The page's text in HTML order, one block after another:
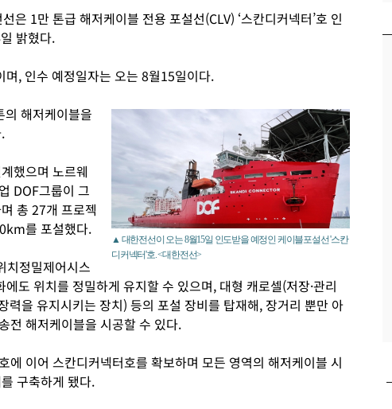
은 1만 톤급 해저케이블 전용 포설선(CLV) ‘스칸디커넥터’호 인
밝혔다.
, 인수 예정일자는 오는 8월15일이다.
▲ 대한전선이 오는 8월15일 인도받을 예정인 케이블포설선 '스칸
디커넥터'호. <대한전선>
해저케이블을
했으며 노르웨
DOF그룹이 그
총 27개 프로젝
를 포설했다.
치정밀제어시스
도 위치를 정밀하게 유지할 수 있으며, 대형 캐로셀(저장·관리
력을 유지시키는 장치) 등의 포설 장비를 탑재해, 장거리 뿐만 아
전 해저케이블을 시공할 수 있다.
에 이어 스칸디커넥터호를 확보하며 모든 영역의 해저케이블 시
구축하게 됐다.